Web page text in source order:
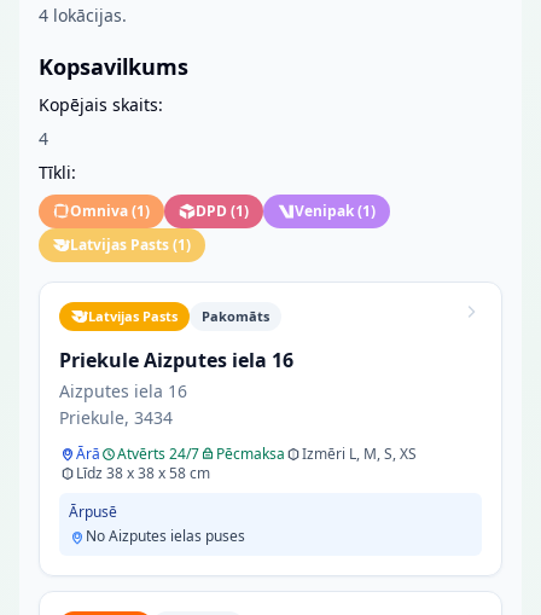
4 lokācijas.
Kopsavilkums
Kopējais skaits:
4
Tīkli:
Omniva(1) DPD(1) Venipak(1)
Latvijas Pasts(1)
Latvijas Pasts Pakomāts
Priekule Aizputes iela 16
Aizputes iela 16
Priekule, 3434
Ārā Atvērts 24/7 Pēcmaksa
Izmēri L, M, S, XS
Līdz 38 x 38 x 58 cm
Ārpusē
No Aizputes ielas puses